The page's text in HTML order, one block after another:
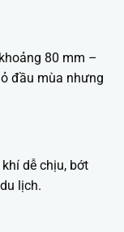
80 mm –
đầu mùa nhưng
dễ chịu, bớt
lịch.